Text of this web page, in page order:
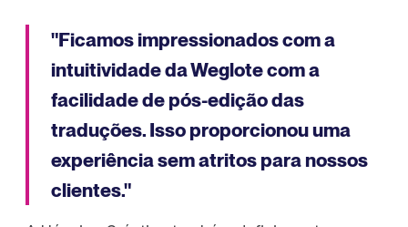
"Ficamos impressionados com a
intuitividade da Weglote com a
facilidade de pós-edição das
traduções. Isso proporcionou uma
experiência sem atritos para nossos
clientes."